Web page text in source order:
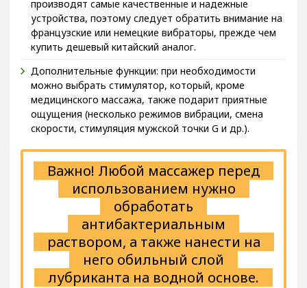
производят самые качественные и надежные
устройства, поэтому следует обратить внимание на
французские или немецкие вибраторы, прежде чем
купить дешевый китайский аналог.
Дополнительные функции: при необходимости
можно выбрать стимулятор, который, кроме
медицинского массажа, также подарит приятные
ощущения (несколько режимов вибрации, смена
скорости, стимуляция мужской точки G и др.).
Важно! Любой массажер перед
использованием нужно
обработать
антибактериальным
раствором, а также нанести на
него обильный слой
лубриканта на водной основе.